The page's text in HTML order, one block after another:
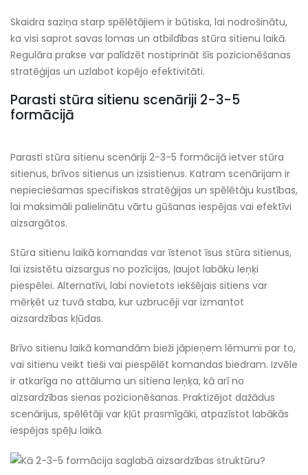
Skaidra saziņa starp spēlētājiem ir būtiska, lai nodrošinātu,
ka visi saprot savas lomas un atbildības stūra sitienu laikā.
Regulāra prakse var palīdzēt nostiprināt šīs pozicionēšanas
stratēģijas un uzlabot kopējo efektivitāti.
Parasti stūra sitienu scenāriji 2-3-5
formācijā
Parasti stūra sitienu scenāriji 2-3-5 formācijā ietver stūra
sitienus, brīvos sitienus un izsistienus. Katram scenārijam ir
nepieciešamas specifiskas stratēģijas un spēlētāju kustības,
lai maksimāli palielinātu vārtu gūšanas iespējas vai efektīvi
aizsargātos.
Stūra sitienu laikā komandas var īstenot īsus stūra sitienus,
lai izsistētu aizsargus no pozīcijas, ļaujot labāku leņķi
piespēlei. Alternatīvi, labi novietots iekšējais sitiens var
mērķēt uz tuvā staba, kur uzbrucēji var izmantot
aizsardzības kļūdas.
Brīvo sitienu laikā komandām bieži jāpieņem lēmumi par to,
vai sitienu veikt tieši vai piespēlēt komandas biedram. Izvēle
ir atkarīga no attāluma un sitiena leņķa, kā arī no
aizsardzības sienas pozicionēšanas. Praktizējot dažādus
scenārijus, spēlētāji var kļūt prasmīgāki, atpazīstot labākās
iespējas spēļu laikā.